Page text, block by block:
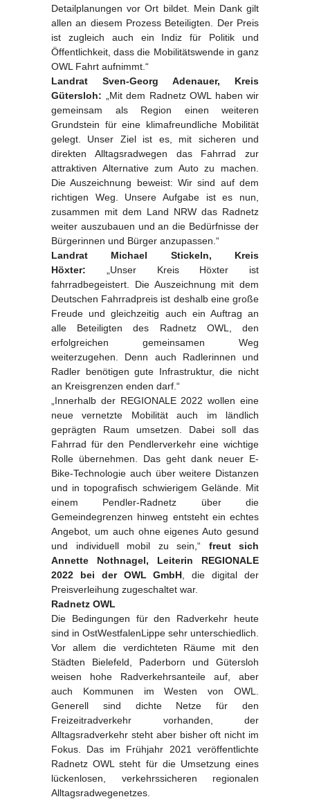
Detailplanungen vor Ort bildet. Mein Dank gilt
allen an diesem Prozess Beteiligten. Der Preis
ist zugleich auch ein Indiz für Politik und
Öffentlichkeit, dass die Mobilitätswende in ganz
OWL Fahrt aufnimmt.“
Landrat Sven-Georg Adenauer, Kreis
Gütersloh: „Mit dem Radnetz OWL haben wir
gemeinsam als Region einen weiteren
Grundstein für eine klimafreundliche Mobilität
gelegt. Unser Ziel ist es, mit sicheren und
direkten Alltagsradwegen das Fahrrad zur
attraktiven Alternative zum Auto zu machen.
Die Auszeichnung beweist: Wir sind auf dem
richtigen Weg. Unsere Aufgabe ist es nun,
zusammen mit dem Land NRW das Radnetz
weiter auszubauen und an die Bedürfnisse der
Bürgerinnen und Bürger anzupassen.“
Landrat Michael Stickeln, Kreis
Höxter: „Unser Kreis Höxter ist
fahrradbegeistert. Die Auszeichnung mit dem
Deutschen Fahrradpreis ist deshalb eine große
Freude und gleichzeitig auch ein Auftrag an
alle Beteiligten des Radnetz OWL, den
erfolgreichen gemeinsamen Weg
weiterzugehen. Denn auch Radlerinnen und
Radler benötigen gute Infrastruktur, die nicht
an Kreisgrenzen enden darf.“
„Innerhalb der REGIONALE 2022 wollen eine
neue vernetzte Mobilität auch im ländlich
geprägten Raum umsetzen. Dabei soll das
Fahrrad für den Pendlerverkehr eine wichtige
Rolle übernehmen. Das geht dank neuer E-
Bike-Technologie auch über weitere Distanzen
und in topografisch schwierigem Gelände. Mit
einem Pendler-Radnetz über die
Gemeindegrenzen hinweg entsteht ein echtes
Angebot, um auch ohne eigenes Auto gesund
und individuell mobil zu sein,“ freut sich
Annette Nothnagel, Leiterin REGIONALE
2022 bei der OWL GmbH , die digital der
Preisverleihung zugeschaltet war.
Radnetz OWL
Die Bedingungen für den Radverkehr heute
sind in OstWestfalenLippe sehr unterschiedlich.
Vor allem die verdichteten Räume mit den
Städten Bielefeld, Paderborn und Gütersloh
weisen hohe Radverkehrsanteile auf, aber
auch Kommunen im Westen von OWL.
Generell sind dichte Netze für den
Freizeitradverkehr vorhanden, der
Alltagsradverkehr steht aber bisher oft nicht im
Fokus. Das im Frühjahr 2021 veröffentlichte
Radnetz OWL steht für die Umsetzung eines
lückenlosen, verkehrssicheren regionalen
Alltagsradwegenetzes.